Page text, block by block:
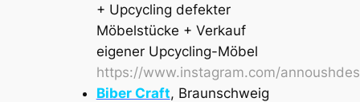
+ Upcycling defekter
Möbelstücke + Verkauf
eigener Upcycling-Möbel
https://www.instagram.com/
Biber Craft, Braunschweig